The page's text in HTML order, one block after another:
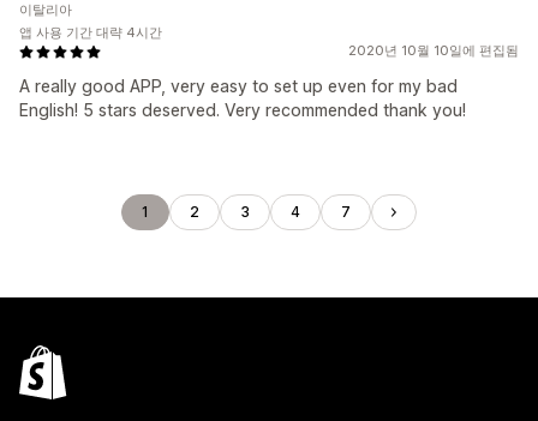
2020년 10월 10일에 편집됨
A really good APP, very easy to set up even for my bad
English! 5 stars deserved. Very recommended thank you!
이탈리아
앱 사용 기간 대략 4시간
1 2 3 4 7